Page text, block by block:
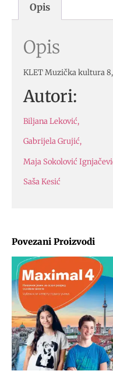
Povezani Proizvodi
Opis
Opis
KLET Muzička kultura
Autori:
Biljana Leković,
Gabrijela Grujić,
Maja Sokolović
Saša Kesić